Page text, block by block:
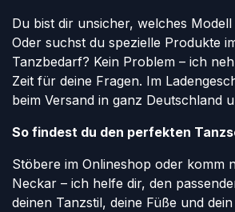
Du bist dir unsicher, welches
Oder suchst du spezielle Produkte
Tanzbedarf? Kein Problem – ich
Zeit für deine Fragen. Im
beim Versand in ganz Deutschland
So findest du den perfekten
Stöbere im Onlineshop oder komm
Neckar – ich helfe dir, den
deinen Tanzstil, deine Füße und